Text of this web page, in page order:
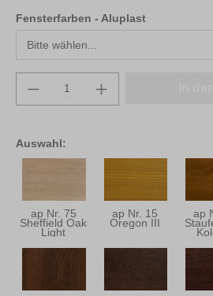
Auswahl:
ap Nr. 75
Sheffield Oak
Light
ap Nr. 15
Oregon III
ap
Fensterfarben - Aluplastauswählen
Produkt Anzahl: Gib